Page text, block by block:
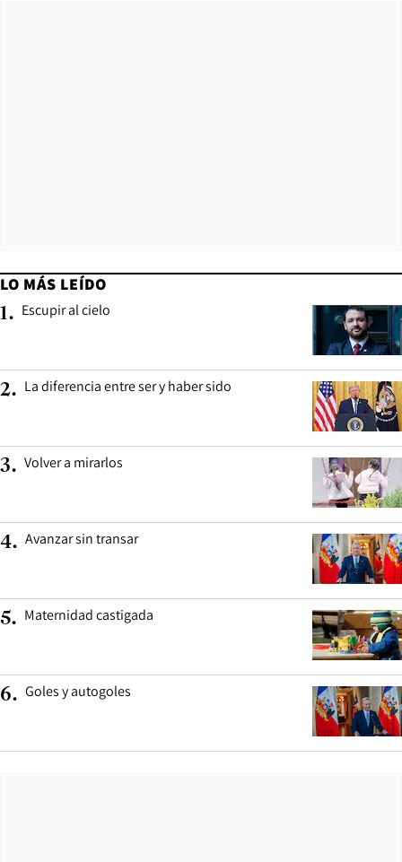
LO MÁS LEÍDO
1. Escupir al cielo
2. La diferencia entre ser y haber sido
3. Volver a mirarlos
4. Avanzar sin transar
5. Maternidad castigada
6. Goles y autogoles